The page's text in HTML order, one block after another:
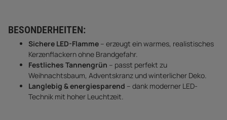
BESONDERHEITEN:
Sichere LED-Flamme – erzeugt ein warmes, realistisches
Kerzenflackern ohne Brandgefahr.
Festliches Tannengrün – passt perfekt zu
Weihnachtsbaum, Adventskranz und winterlicher Deko.
Langlebig & energiesparend – dank moderner LED-
Technik mit hoher Leuchtzeit.